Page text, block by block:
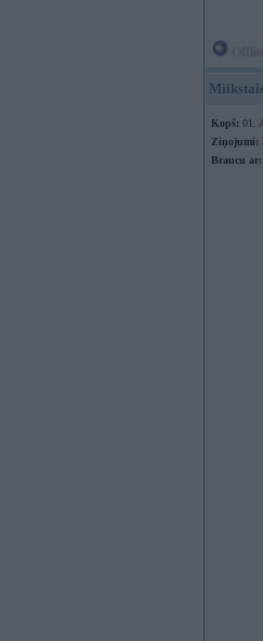
Kopš: 01.
Ziņojumi:
Braucu ar: